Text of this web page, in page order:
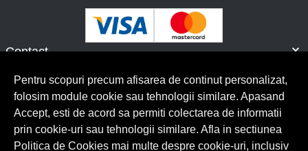
Contact
Servicii clienti
© Copyright 2026 Lumilux. Toate drepturile rezervate.
Pentru scopuri precum afisarea de continut personalizat,
folosim module cookie sau tehnologii similare. Apasand
Accept, esti de acord sa permiti colectarea de informatii
prin cookie-uri sau tehnologii similare. Afla in sectiunea
Politica de Cookies mai multe despre cookie-uri, inclusiv